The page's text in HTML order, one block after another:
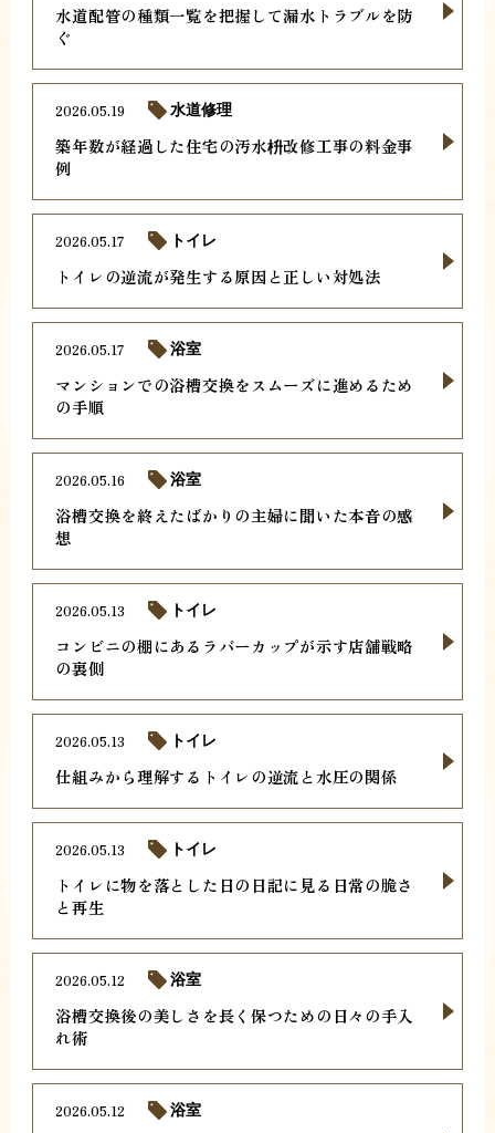
水道配管の種類一覧を把握して漏水トラブルを防
ぐ
築年数が経過した住宅の汚水枡改修工事の料金事
例
2026.05.19 水道修理
トイレの逆流が発生する原因と正しい対処法
2026.05.17 トイレ
マンションでの浴槽交換をスムーズに進めるため
の手順
2026.05.17 浴室
浴槽交換を終えたばかりの主婦に聞いた本音の感
想
2026.05.16 浴室
コンビニの棚にあるラバーカップが示す店舗戦略
の裏側
2026.05.13 トイレ
仕組みから理解するトイレの逆流と水圧の関係
2026.05.13 トイレ
トイレに物を落とした日の日記に見る日常の脆さ
と再生
2026.05.13 トイレ
浴槽交換後の美しさを長く保つための日々の手入
れ術
2026.05.12 浴室
2026.05.12 浴室